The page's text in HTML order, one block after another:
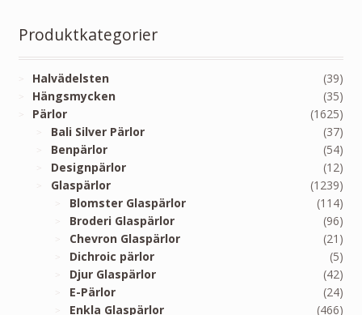
Produktkategorier
Halvädelsten
(39)
Hängsmycken
(35)
Pärlor
(1625)
Bali Silver Pärlor
(37)
Benpärlor
(54)
Designpärlor
(12)
Glaspärlor
(1239)
Blomster Glaspärlor
(114)
Broderi Glaspärlor
(96)
Chevron Glaspärlor
(21)
Dichroic pärlor
(5)
Djur Glaspärlor
(42)
E-Pärlor
(24)
Enkla Glaspärlor
(466)